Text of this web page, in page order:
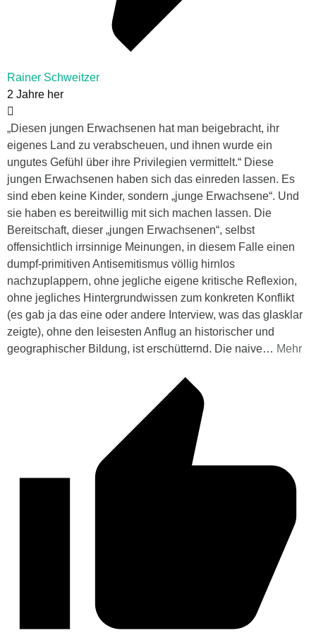
Rainer Schweitzer
2 Jahre her
„Diesen jungen Erwachsenen hat man beigebracht, ihr
eigenes Land zu verabscheuen, und ihnen wurde ein
ungutes Gefühl über ihre Privilegien vermittelt.“ Diese
jungen Erwachsenen haben sich das einreden lassen. Es
sind eben keine Kinder, sondern „junge Erwachsene“. Und
sie haben es bereitwillig mit sich machen lassen. Die
Bereitschaft, dieser „jungen Erwachsenen“, selbst
offensichtlich irrsinnige Meinungen, in diesem Falle einen
dumpf-primitiven Antisemitismus völlig hirnlos
nachzuplappern, ohne jegliche eigene kritische Reflexion,
ohne jegliches Hintergrundwissen zum konkreten Konflikt
(es gab ja das eine oder andere Interview, was das glasklar
zeigte), ohne den leisesten Anflug an historischer und
geographischer Bildung, ist erschütternd. Die naive… Mehr